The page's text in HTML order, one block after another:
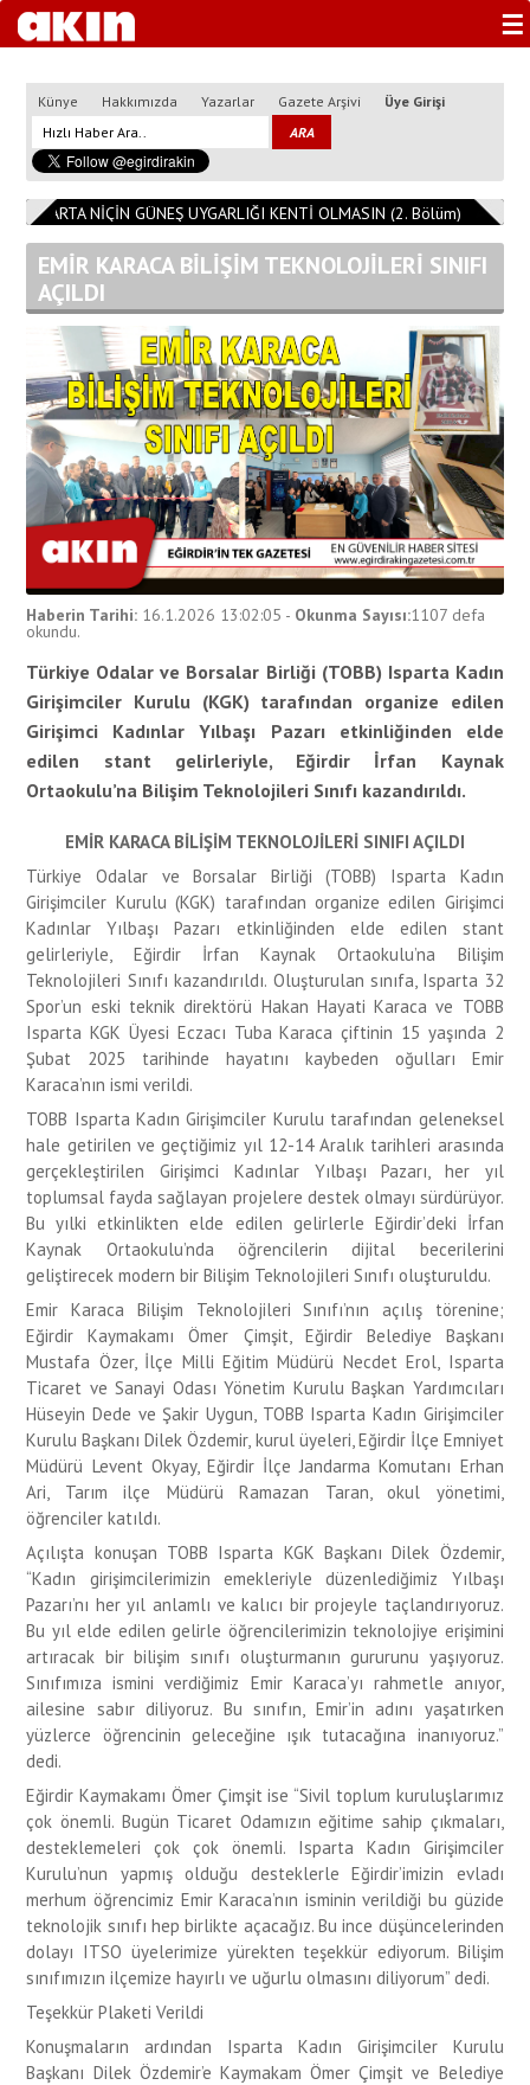
☰
Künye Hakkımızda Yazarlar Gazete Arşivi Üye Girişi
ISPARTA NİÇİN GÜNEŞ UYGARLIĞI KENTİ OLMASIN (2. Bölüm) 11:08:14
EMİR KARACA BİLİŞİM TEKNOLOJİLERİ SINIFI
AÇILDI
Haberin Tarihi: 16.1.2026 13:02:05 - Okunma Sayısı:1107 defa
okundu.
Türkiye Odalar ve Borsalar Birliği (TOBB) Isparta Kadın
Girişimciler Kurulu (KGK) tarafından organize edilen
Girişimci Kadınlar Yılbaşı Pazarı etkinliğinden elde
edilen stant gelirleriyle, Eğirdir İrfan Kaynak
Ortaokulu’na Bilişim Teknolojileri Sınıfı kazandırıldı.
EMİR KARACA BİLİŞİM TEKNOLOJİLERİ SINIFI AÇILDI
Türkiye Odalar ve Borsalar Birliği (TOBB) Isparta Kadın
Girişimciler Kurulu (KGK) tarafından organize edilen Girişimci
Kadınlar Yılbaşı Pazarı etkinliğinden elde edilen stant
gelirleriyle, Eğirdir İrfan Kaynak Ortaokulu’na Bilişim
Teknolojileri Sınıfı kazandırıldı. Oluşturulan sınıfa, Isparta 32
Spor’un eski teknik direktörü Hakan Hayati Karaca ve TOBB
Isparta KGK Üyesi Eczacı Tuba Karaca çiftinin 15 yaşında 2
Şubat 2025 tarihinde hayatını kaybeden oğulları Emir
Karaca’nın ismi verildi.
TOBB Isparta Kadın Girişimciler Kurulu tarafından geleneksel
hale getirilen ve geçtiğimiz yıl 12-14 Aralık tarihleri arasında
gerçekleştirilen Girişimci Kadınlar Yılbaşı Pazarı, her yıl
toplumsal fayda sağlayan projelere destek olmayı sürdürüyor.
Bu yılki etkinlikten elde edilen gelirlerle Eğirdir’deki İrfan
Kaynak Ortaokulu’nda öğrencilerin dijital becerilerini
geliştirecek modern bir Bilişim Teknolojileri Sınıfı oluşturuldu.
Emir Karaca Bilişim Teknolojileri Sınıfı’nın açılış törenine;
Eğirdir Kaymakamı Ömer Çimşit, Eğirdir Belediye Başkanı
Mustafa Özer, İlçe Milli Eğitim Müdürü Necdet Erol, Isparta
Ticaret ve Sanayi Odası Yönetim Kurulu Başkan Yardımcıları
Hüseyin Dede ve Şakir Uygun, TOBB Isparta Kadın Girişimciler
Kurulu Başkanı Dilek Özdemir, kurul üyeleri, Eğirdir İlçe Emniyet
Müdürü Levent Okyay, Eğirdir İlçe Jandarma Komutanı Erhan
Ari, Tarım ilçe Müdürü Ramazan Taran, okul yönetimi,
öğrenciler katıldı.
Açılışta konuşan TOBB Isparta KGK Başkanı Dilek Özdemir,
“Kadın girişimcilerimizin emekleriyle düzenlediğimiz Yılbaşı
Pazarı’nı her yıl anlamlı ve kalıcı bir projeyle taçlandırıyoruz.
Bu yıl elde edilen gelirle öğrencilerimizin teknolojiye erişimini
artıracak bir bilişim sınıfı oluşturmanın gururunu yaşıyoruz.
Sınıfımıza ismini verdiğimiz Emir Karaca’yı rahmetle anıyor,
ailesine sabır diliyoruz. Bu sınıfın, Emir’in adını yaşatırken
yüzlerce öğrencinin geleceğine ışık tutacağına inanıyoruz.”
dedi.
Eğirdir Kaymakamı Ömer Çimşit ise “Sivil toplum kuruluşlarımız
çok önemli. Bugün Ticaret Odamızın eğitime sahip çıkmaları,
desteklemeleri çok çok önemli. Isparta Kadın Girişimciler
Kurulu’nun yapmış olduğu desteklerle Eğirdir’imizin evladı
merhum öğrencimiz Emir Karaca’nın isminin verildiği bu güzide
teknolojik sınıfı hep birlikte açacağız. Bu ince düşüncelerinden
dolayı ITSO üyelerimize yürekten teşekkür ediyorum. Bilişim
sınıfımızın ilçemize hayırlı ve uğurlu olmasını diliyorum” dedi.
Teşekkür Plaketi Verildi
Konuşmaların ardından Isparta Kadın Girişimciler Kurulu
Başkanı Dilek Özdemir’e Kaymakam Ömer Çimşit ve Belediye